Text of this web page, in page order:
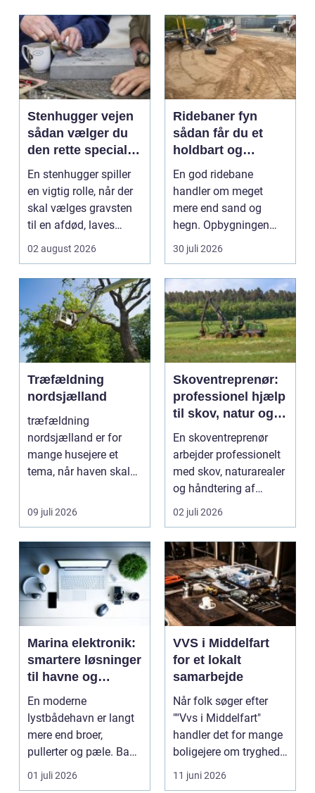
Stenhugger vejen
sådan vælger du
den rette specialist
i stenarbejde
En stenhugger spiller
en vigtig rolle, når der
skal vælges gravsten
til en afdød, laves
mindesten ti...
02 august 2026
Ridebaner fyn
sådan får du et
holdbart og
funktionelt
underlag
En god ridebane
handler om meget
mere end sand og
hegn. Opbygningen
under overfladen afgør,
hvor meg...
30 juli 2026
Træfældning
nordsjælland
træfældning
nordsjælland er for
mange husejere et
tema, når haven skal
udsigten skal ...
09 juli 2026
Skoventreprenør:
professionel hjælp
til skov, natur og
træopgaver
En skoventreprenør
arbejder professionelt
med skov, naturarealer
og håndtering af
tr&ae...
02 juli 2026
Marina elektronik:
smartere løsninger
til havne og
bådejere
En moderne
lystbådehavn er langt
mere end broer,
pullerter og pæle. Bag
kulissen ligger et net af
st...
01 juli 2026
VVS i Middelfart
for et lokalt
samarbejde
Når folk søger efter
""Vvs i Middelfart"
handler det for mange
boligejere om tryghed i
...
11 juni 2026